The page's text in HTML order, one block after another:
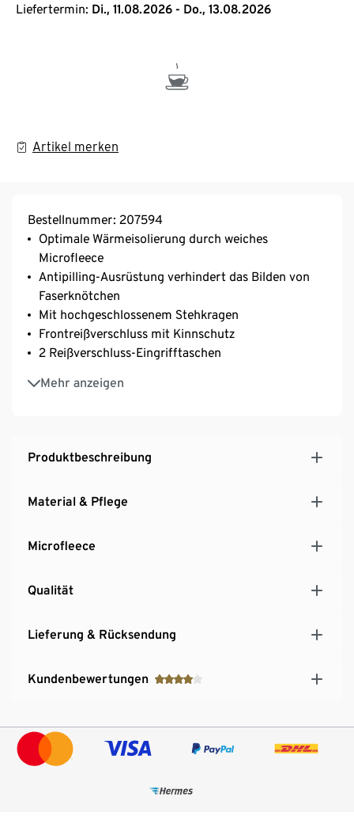
Liefertermin: Di., 11.08.2026 - Do., 13.08.2026
Artikel merken
Bestellnummer: 207594
Optimale Wärmeisolierung durch weiches
Microfleece
Antipilling-Ausrüstung verhindert das Bilden von
Faserknötchen
Mit hochgeschlossenem Stehkragen
Frontreißverschluss mit Kinnschutz
2 Reißverschluss-Eingrifftaschen
Mehr anzeigen
Verlängerte Rückenpartie
Produktbeschreibung
Material & Pflege
Microfleece
Qualität
Lieferung & Rücksendung
Kundenbewertungen